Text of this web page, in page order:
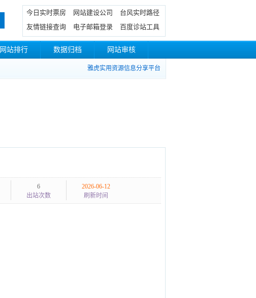
今日实时票房 网站建设公司
台风实时路径
友情链接查询
电子邮箱登录 百度诊站工具
网站排行 数据归档 网站审核
雅虎实用资源信息分享平台
6
出站次数
2026-06-12
刷新时间